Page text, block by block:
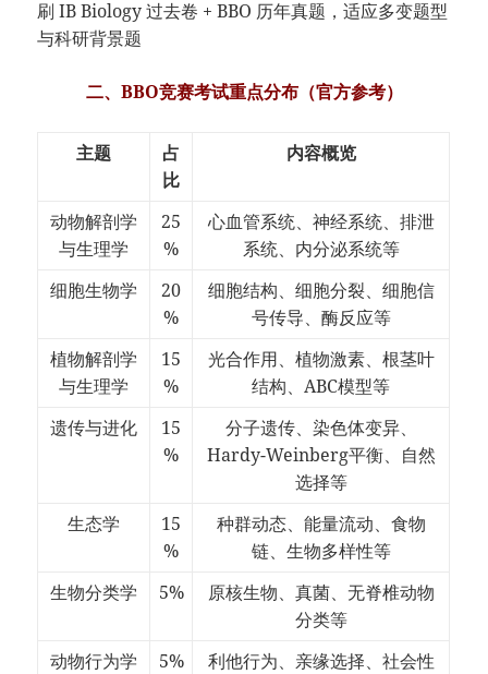
刷 IB Biology 过去卷 + BBO 历年真题，适应多变题型
与科研背景题
二、BBO竞赛考试重点分布（官方参考）
主题
占
比
内容概览
动物解剖学
与生理学
25
%
心血管系统、神经系统、排泄
系统、内分泌系统等
细胞生物学
20
%
细胞结构、细胞分裂、细胞信
号传导、酶反应等
植物解剖学
与生理学
15
%
光合作用、植物激素、根茎叶
结构、ABC模型等
遗传与进化
15
%
分子遗传、染色体变异、
Hardy-Weinberg平衡、自然
选择等
生态学
15
%
种群动态、能量流动、食物
链、生物多样性等
生物分类学
5%
原核生物、真菌、无脊椎动物
分类等
动物行为学
5%
利他行为、亲缘选择、社会性